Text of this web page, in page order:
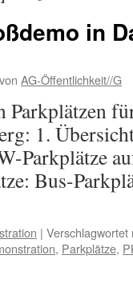
in
von AG-Öffentlichkeit//G
1.
Parkplätze
Bus-
| Verschlagwortet
, Parkplätze,